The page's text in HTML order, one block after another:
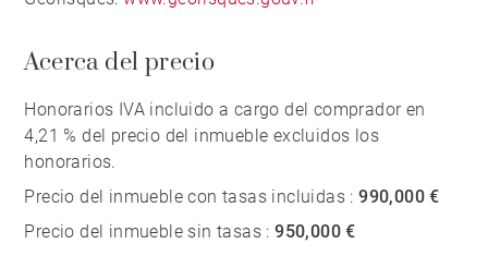
Acerca del precio
Honorarios IVA incluido a cargo del comprador en
4,21 % del precio del inmueble excluidos los
honorarios.
Precio del inmueble con tasas incluidas :990,000 €
Precio del inmueble sin tasas :950,000 €